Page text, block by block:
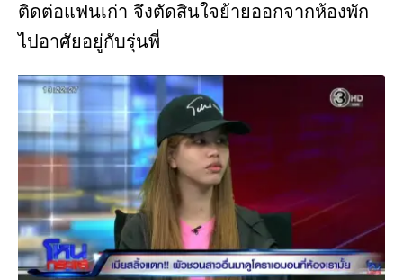
ติดต่อแฟนเก่า จึงตัดสินใจย้ายออกจากห้องพัก
ไปอาศัยอยู่กับรุ่นพี่